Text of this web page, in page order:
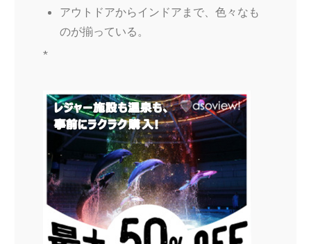
アウトドアからインドアまで、色々なも
のが揃っている。
*